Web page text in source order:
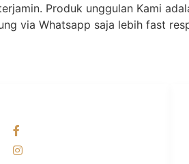
Produk unggulan Kami
via Whatsapp saja lebih fast